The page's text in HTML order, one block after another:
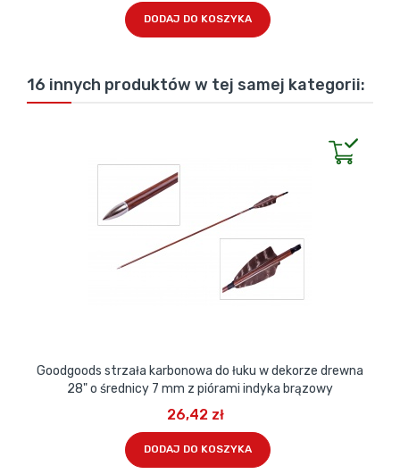
DODAJ DO KOSZYKA
16 innych produktów w tej samej kategorii:
Goodgoods strzała karbonowa do łuku w dekorze drewna
28" o średnicy 7 mm z piórami indyka brązowy
26,42 zł
DODAJ DO KOSZYKA